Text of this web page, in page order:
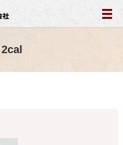
メ
2cal